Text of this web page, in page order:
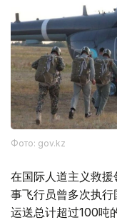
Фото: gov.kz
在国际人道主义救
事飞行员曾多次执
运送总计超过100吨